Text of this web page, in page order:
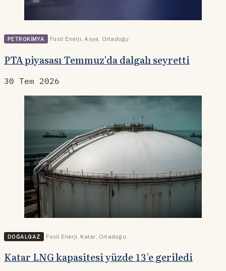
PETROKIMYA Fosil Enerji Asya Ortadoğu
PTA piyasası Temmuz'da dalgalı seyretti
30 Tem 2026
DOĞALGAZ Fosil Enerji Katar Ortadoğu
Katar LNG kapasitesi yüzde 13’e geriledi